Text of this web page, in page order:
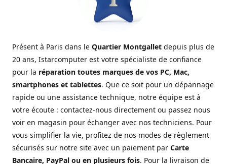
Présent à Paris dans le Quartier Montgallet depuis plus de
20 ans, Istarcomputer est votre spécialiste de confiance
pour la réparation toutes marques de vos PC, Mac,
smartphones et tablettes. Que ce soit pour un dépannage
rapide ou une assistance technique, notre équipe est à
votre écoute : contactez-nous directement ou passez nous
voir en magasin pour échanger avec nos techniciens. Pour
vous simplifier la vie, profitez de nos modes de règlement
sécurisés sur notre site avec un paiement par Carte
Bancaire, PayPal ou en plusieurs fois. Pour la livraison de